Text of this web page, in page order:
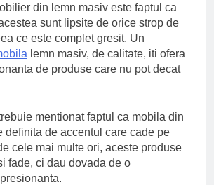
din lemn masiv este faptul ca
sunt lipsite de orice strop de
ce este complet gresit. Un
lemn masiv, de calitate, iti ofera
de produse care nu pot decat
mentionat faptul ca mobila din
definita de accentul care cade pe
cele mai multe ori, aceste produse
fade, ci dau dovada de o